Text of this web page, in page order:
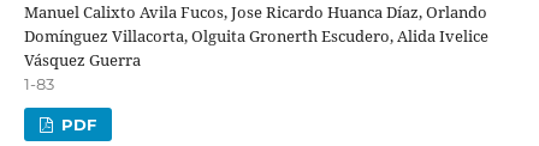
Manuel Calixto Avila Fucos, Jose Ricardo Huanca Díaz, Orlando
Domínguez Villacorta, Olguita Gronerth Escudero, Alida Ivelice
Vásquez Guerra
1-83
PDF